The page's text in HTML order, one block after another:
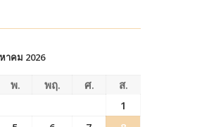
าคม 2026
พ. พฤ. ศ.
ส.
1